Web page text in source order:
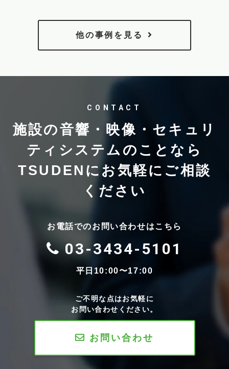
他の事例を見る
CONTACT
施設の音響・映像・セキュリ
ティシステムのことなら
TSUDENにお気軽にご相談
ください
お電話でのお問い合わせはこちら
03-3434-5101
平日10:00〜17:00
ご不明な点はお気軽に
お問い合わせください。
お問い合わせ